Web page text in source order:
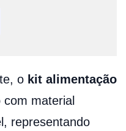
o kit alimentação
com material
representando